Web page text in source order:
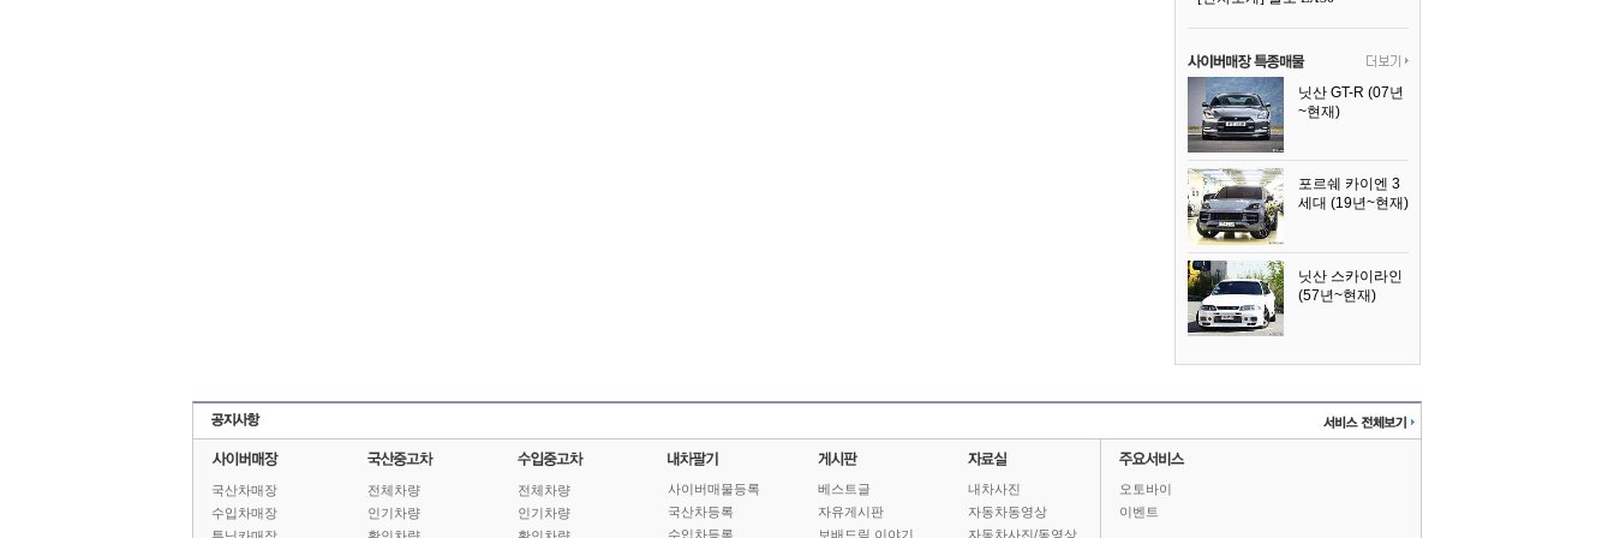
닛산 GT-R (07년
~현재)
포르쉐 카이엔 3
세대 (19년~현재)
닛산 스카이라인
(57년~현재)
국산차매장
수입차매장
전체차량
인기차량
전체차량
인기차량
사이버매물등록
국산차등록
수입차등록
베스트글
자유게시판
보배드림 이야기
내차사진
자동차동영상
자동차사진/동영상
오토바이
이벤트